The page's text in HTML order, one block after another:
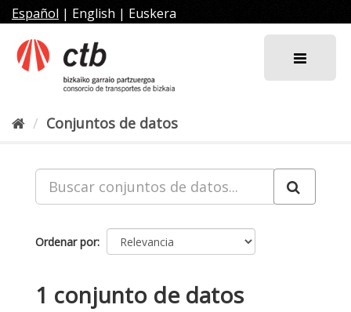
al
contenido
Español | English | Euskera
Conjuntos de datos
Ordenar por
1 conjunto de datos